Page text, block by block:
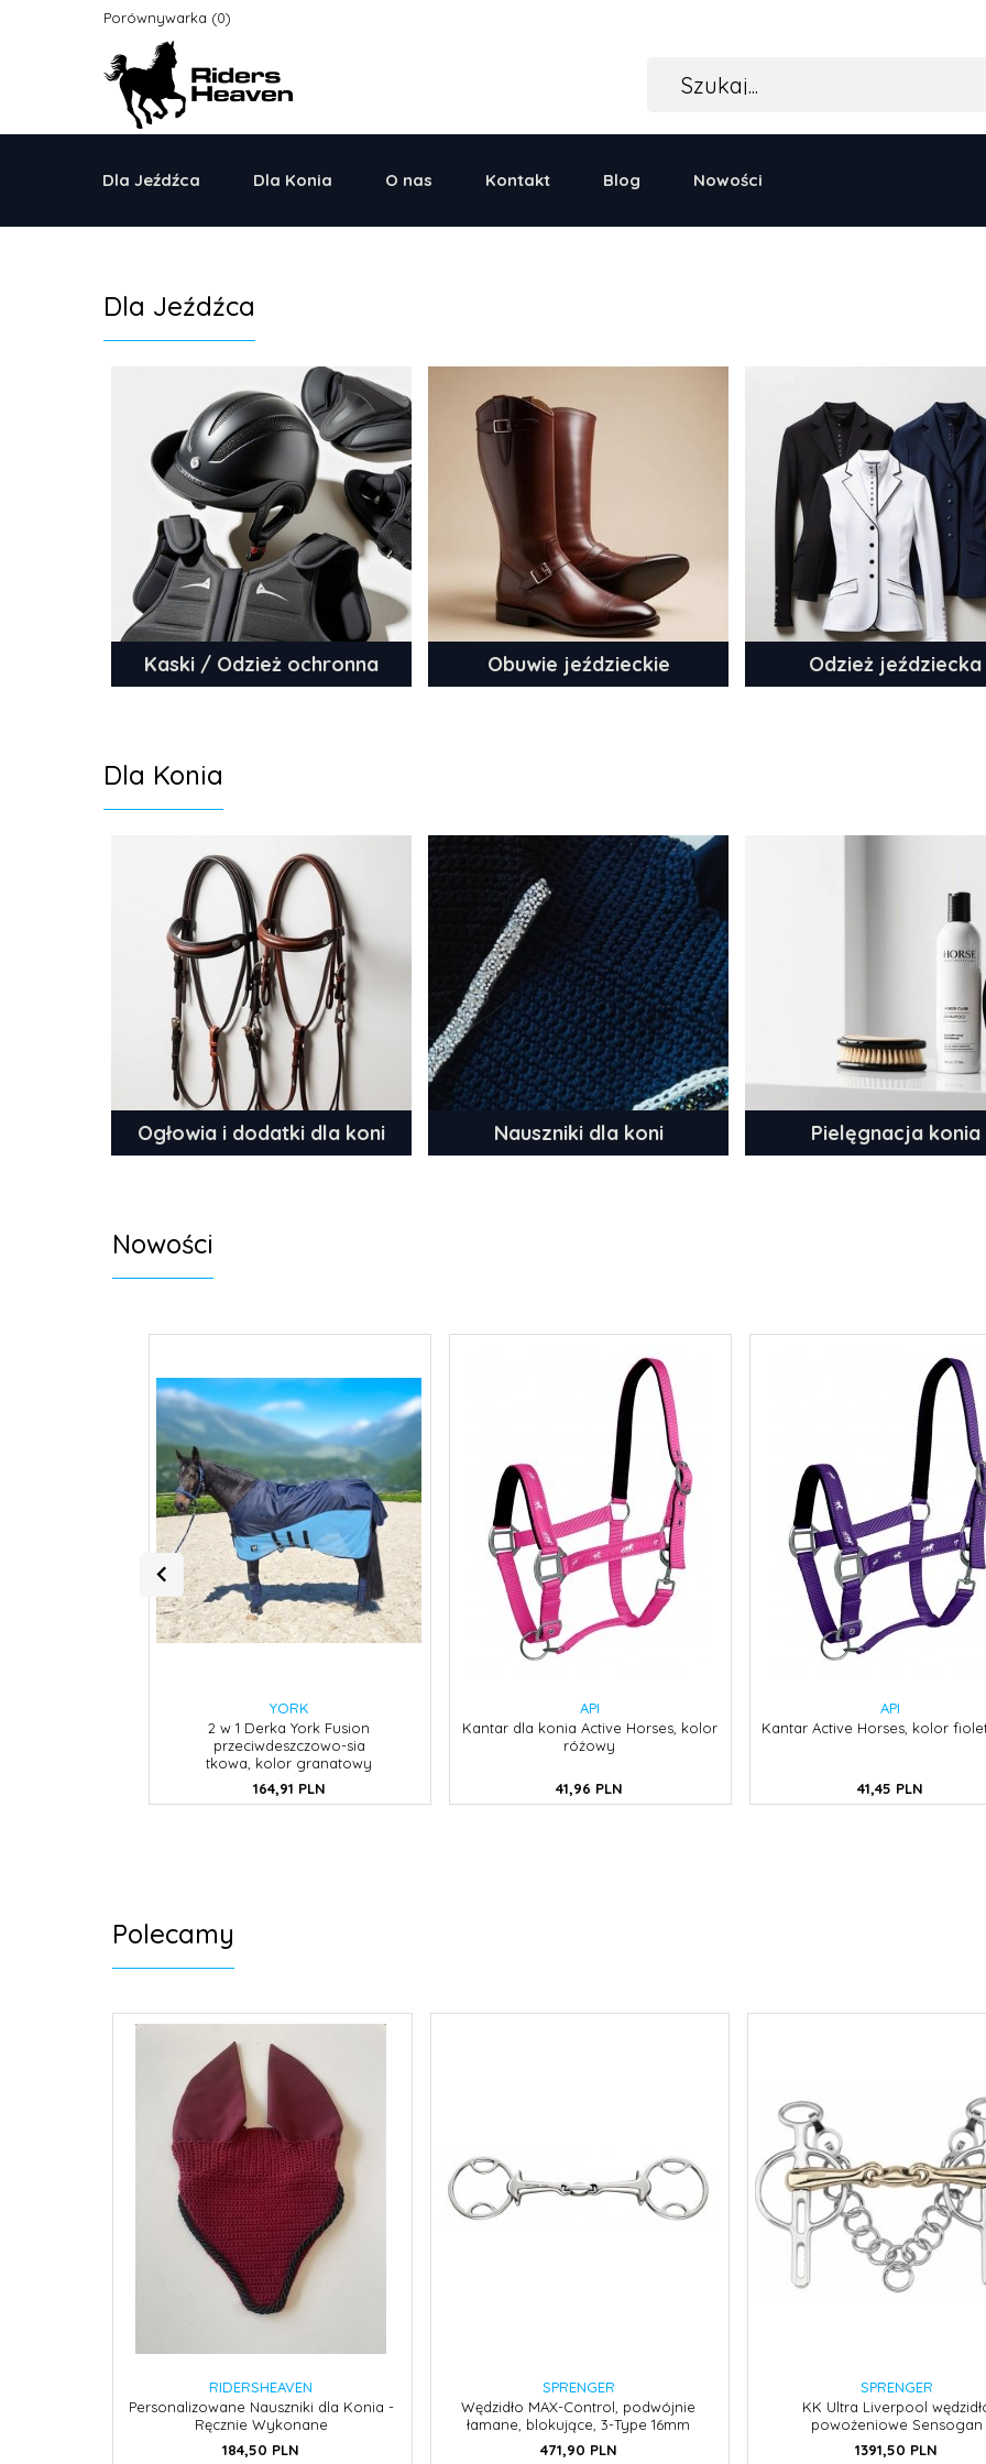
Porównywarka
Dla Jeźdźca Dla Konia O nas Kontakt Blog Nowości
Dla Jeźdźca
Kaski / Odzież ochronna Obuwie jeździeckie Odzież jeździecka
Dla Konia
Ogłowia i dodatki dla koni Nauszniki dla koni Pielęgnacja konia
Nowości
YORK
2 w 1 Derka York Fusion
przeciwdeszczowo-sia
tkowa, kolor granatowy
164,91 PLN
API
Kantar dla konia Active Horses, kolor
różowy
41,96 PLN
API
Kantar Active Horses, kolor
41,45 PLN
Polecamy
RIDERSHEAVEN
Personalizowane Nauszniki dla Konia -
Ręcznie Wykonane
184,50 PLN
SPRENGER
Wędzidło MAX-Control, podwójnie
łamane, blokujące, 3-Type 16mm
471,90 PLN
SPRENGER
KK Ultra Liverpool
powożeniowe Sensogan
1391,50 PLN